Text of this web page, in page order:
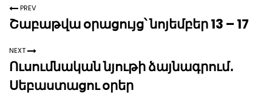
PREV
Շաբաթվա օրացույց՝ նոյեմբեր 13 – 17
NEXT
Ուսումնական նյութի ձայնագրում․
Սեբաստացու օրեր